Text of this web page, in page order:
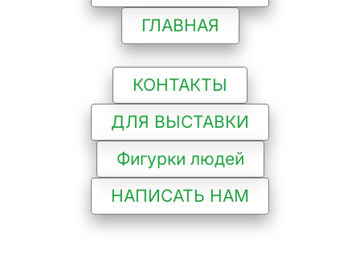
ГЛАВНАЯ
КОНТАКТЫ
ДЛЯ ВЫСТАВКИ
Фигурки людей
НАПИСАТЬ НАМ